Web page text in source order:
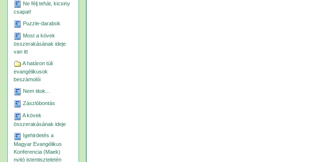
Ne félj tehát, kicsiny
csapat!
Puzzle-darabok
Most a kövek
összerakásának ideje
van itt
A határon túli
evangélikusok
beszámolói
Nem titok...
Zászlóbontás
A kövek
összerakásának ideje
Igehirdetés a
Magyar Evangélikus
Konferencia (Maek)
nyitó istentiszteletén